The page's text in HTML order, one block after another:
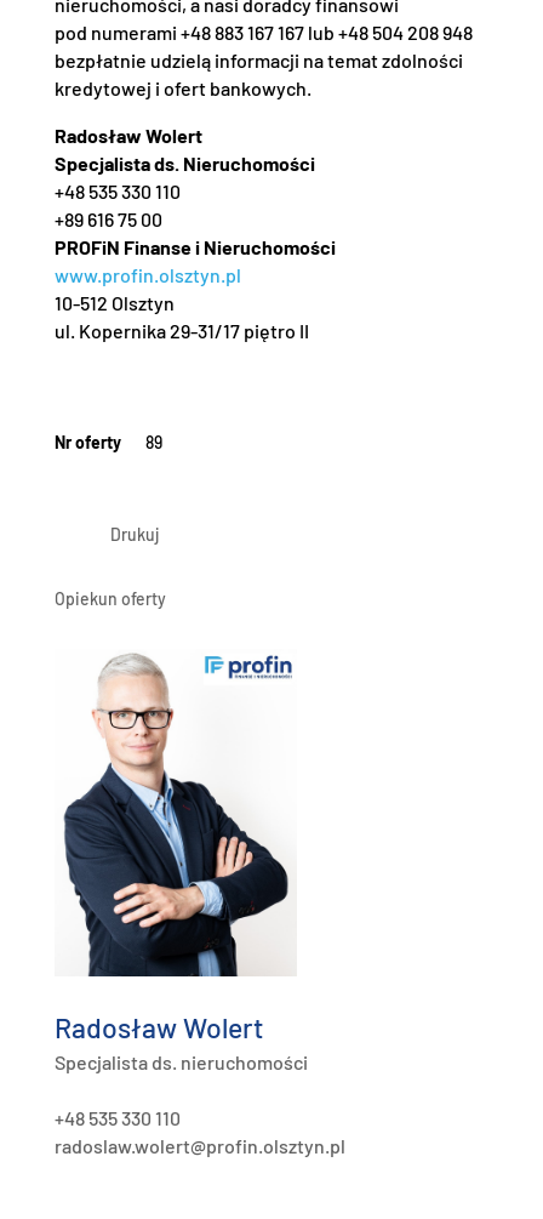
pod numerami +48 883 167 167 lub +48 504 208 948
bezpłatnie udzielą informacji na temat zdolności
kredytowej i ofert bankowych.
Radosław Wolert
Specjalista ds. Nieruchomości
+48 535 330 110
+89 616 75 00
PROFiN Finanse i Nieruchomości
www.profin.olsztyn.pl
10-512 Olsztyn
ul. Kopernika 29-31/17 piętro II
Nr oferty 89
Drukuj
Opiekun oferty
Radosław Wolert
Specjalista ds. nieruchomości
+48 535 330 110
radoslaw.wolert@profin.olsztyn.pl